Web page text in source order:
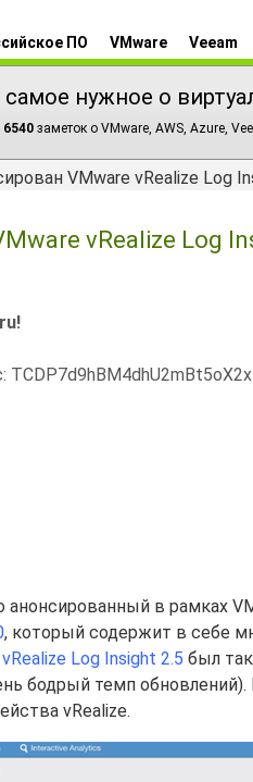
ПО VMware Veeam
самое нужное о
6540 заметок о VMware, AWS, Azure,
VMware vRealize Log
vRealize Log
анонсированный в рамках
, который содержит в себе
Log Insight 2.5 был
бодрый темп
vRealize.